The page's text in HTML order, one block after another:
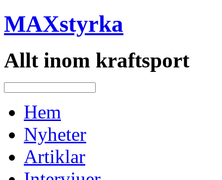
MAXstyrka
Allt inom kraftsport
Hem
Nyheter
Artiklar